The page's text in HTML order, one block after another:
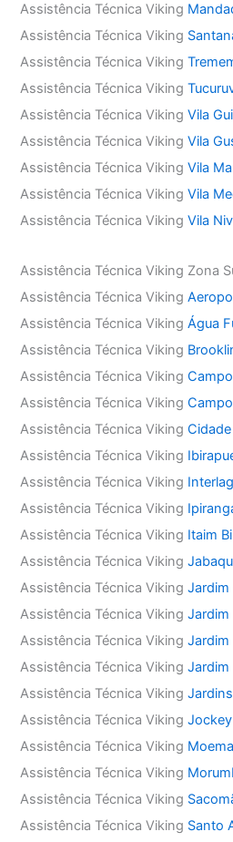
Assistência Técnica Viking
Assistência Técnica Viking
Assistência Técnica Viking
Assistência Técnica Viking
Assistência Técnica VikingVila
Assistência Técnica VikingVila
Assistência Técnica VikingVila
Assistência Técnica VikingVila
Assistência Técnica VikingVila
Assistência Técnica Viking Zona
Assistência Técnica Viking
Assistência Técnica VikingÁgua
Assistência Técnica Viking
Assistência Técnica Viking
Assistência Técnica Viking
Assistência Técnica Viking
Assistência Técnica Viking
Assistência Técnica Viking
Assistência Técnica Viking
Assistência Técnica Viking Itaim
Assistência Técnica Viking
Assistência Técnica VikingJardim
Assistência Técnica VikingJardim
Assistência Técnica VikingJardim
Assistência Técnica VikingJardim
Assistência Técnica VikingJardins
Assistência Técnica Viking
Assistência Técnica Viking Moema
Assistência Técnica Viking
Assistência Técnica Viking
Assistência Técnica Viking Santo